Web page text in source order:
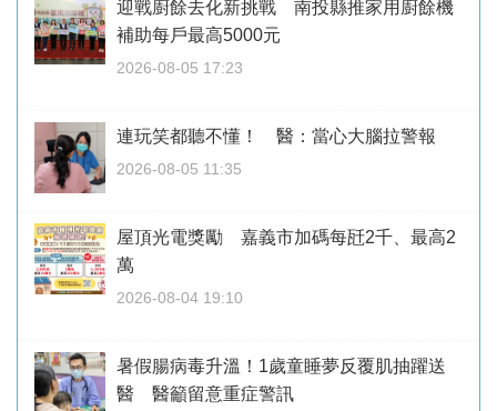
迎戰廚餘去化新挑戰 南投縣推家用廚餘機
補助每戶最高5000元
2026-08-05 17:23
連玩笑都聽不懂！ 醫：當心大腦拉警報
2026-08-05 11:35
屋頂光電獎勵 嘉義市加碼每瓩2千、最高2
萬
2026-08-04 19:10
暑假腸病毒升溫！1歲童睡夢反覆肌抽躍送
醫 醫籲留意重症警訊